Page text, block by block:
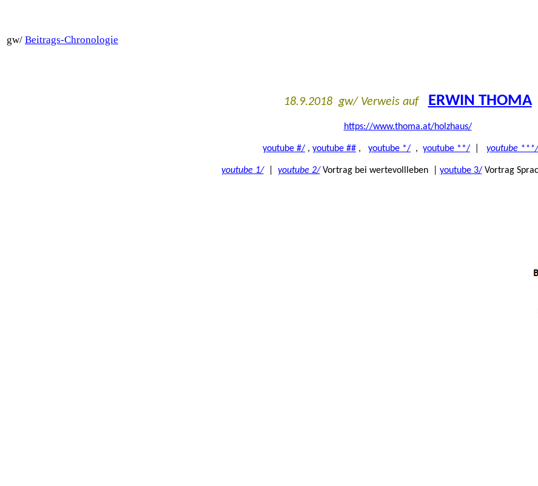
gw/ Beitrags-Chronologie
18.9.2018 gw/ Verweis auf ERWIN THOMA
https://www.thoma.at/holzhaus/
youtube #/ , youtube ## , youtube */ , youtube **/ youtube
youtube 1/| youtube 2/Vortrag bei wertevollleben | youtube 3/Vortrag